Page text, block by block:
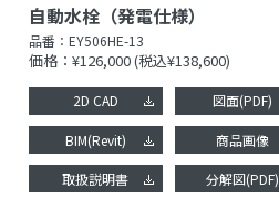
自動水栓（発電仕様）
品番： EY506HE-13
価格：¥126,000(税込¥138,600)
2D CAD 図面(PDF)
BIM(Revit) 商品画像
取扱説明書 分解図(PDF)